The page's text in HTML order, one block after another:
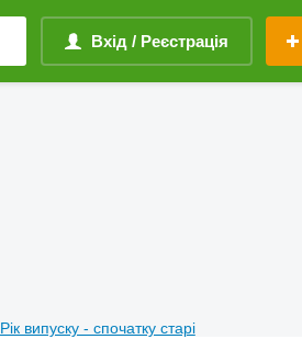
Вхід / Реєстрація
Рік випуску - спочатку старі